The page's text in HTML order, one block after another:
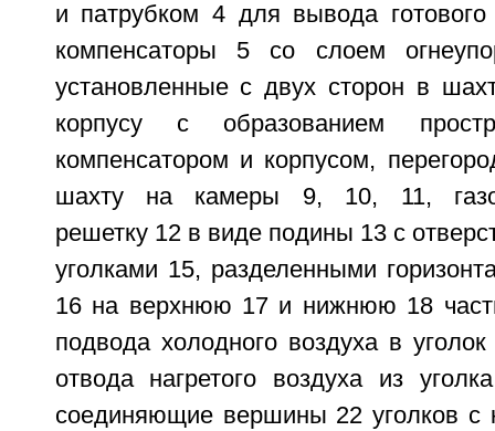
и патрубком 4 для вывода готового
компенсаторы 5 со слоем
установленные с двух сторон в
корпусу с образованием
компенсатором и корпусом,
шахту на камеры 9, 10, 11,
решетку 12 в виде подины 13 с
уголками 15, разделенными
16 на верхнюю 17 и нижнюю 18
подвода холодного воздуха в
отвода нагретого воздуха из
соединяющие вершины 22 уголков с